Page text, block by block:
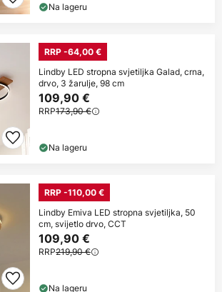
Na lageru
RRP -64,00 €
Lindby LED stropna svjetiljka Galad, crna,
drvo, 3 žarulje, 98 cm
109,90 €
RRP173,90 €
Na lageru
RRP -110,00 €
Lindby Emiva LED stropna svjetiljka, 50
cm, svijetlo drvo, CCT
109,90 €
RRP219,90 €
Na lageru